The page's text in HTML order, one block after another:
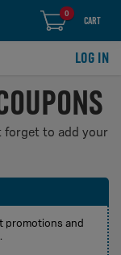
CART
0
items
cart
LOG IN
forget to add your
promotions and